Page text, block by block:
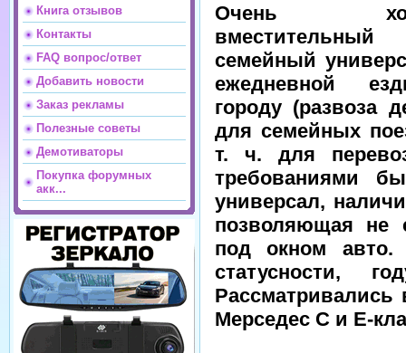
Книга отзывов
Контакты
FAQ вопрос/ответ
Добавить новости
Заказ рекламы
Полезные советы
Демотиваторы
Покупка форумных
акк...
Очень
вместительный
семейный
ежедневной
городу (развоза
для семейных
т. ч. для
требованиями
универсал,
позволяющая не
под окном авто.
статусности,
Мерседес С и E-